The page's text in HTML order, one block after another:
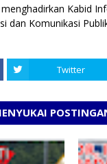
Kabid
dan Komunikasi
Twitter